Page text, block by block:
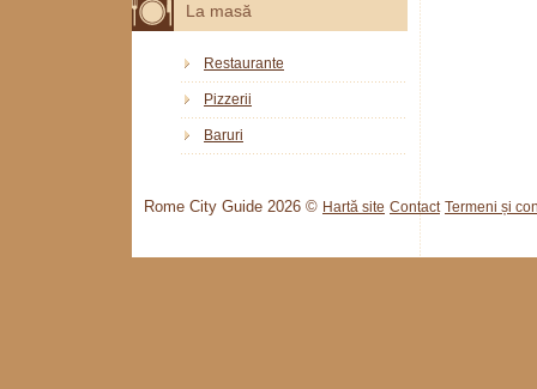
La masă
Restaurante
Pizzerii
Baruri
Rome City Guide 2026 © Hartă site Contact Termeni și